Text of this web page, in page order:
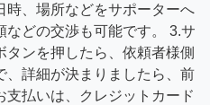
時、場所などをサポーターへ
などの交渉も可能です。 3.サ
ンを押したら、依頼者様側
、詳細が決まりましたら、前
払いは、クレジットカード